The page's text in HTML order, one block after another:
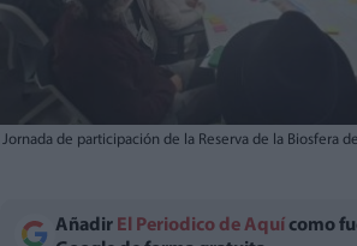
Jornada de participación de la Reserva de la Biosfera
Añadir El Periodico de Aquí como